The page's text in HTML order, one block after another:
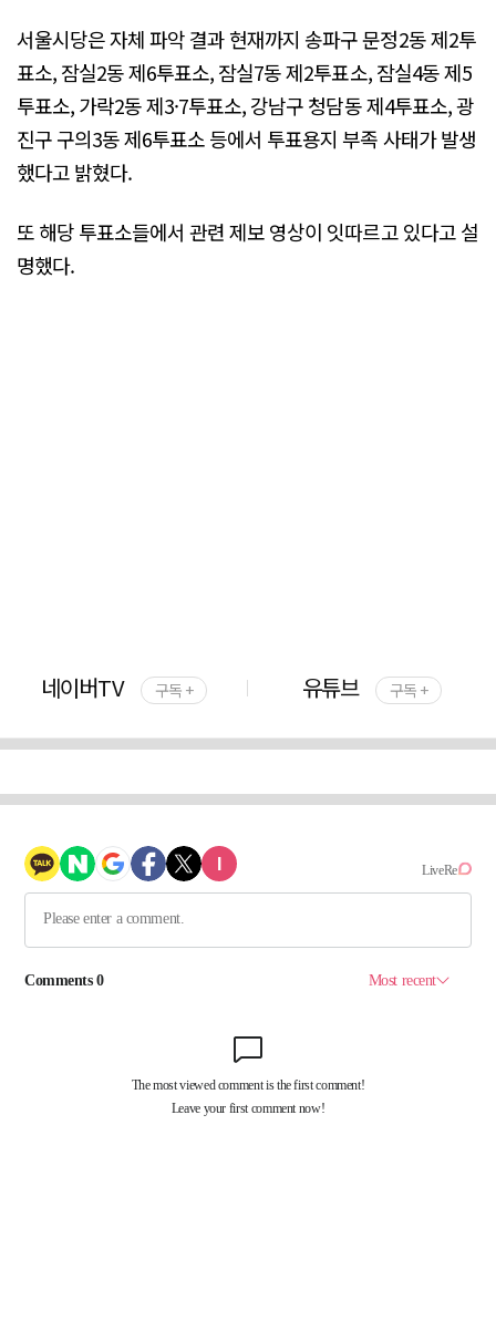
서울시당은 자체 파악 결과 현재까지 송파구 문정2동 제2투
표소, 잠실2동 제6투표소, 잠실7동 제2투표소, 잠실4동 제5
투표소, 가락2동 제3·7투표소, 강남구 청담동 제4투표소, 광
진구 구의3동 제6투표소 등에서 투표용지 부족 사태가 발생
했다고 밝혔다.
또 해당 투표소들에서 관련 제보 영상이 잇따르고 있다고 설
명했다.
네이버TV 구독 + 유튜브 구독 +